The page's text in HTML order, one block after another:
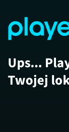
Ups...
Twojej